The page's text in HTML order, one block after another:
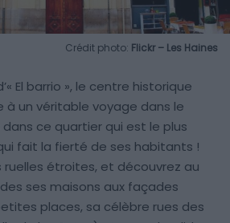
Crédit photo: Flickr – Les Haines
El barrio », le centre historique
à un véritable voyage dans le
ce quartier qui est le plus
fait la fierté de ses habitants !
ruelles étroites, et découvrez au
ses maisons aux façades
places, sa célèbre rues des